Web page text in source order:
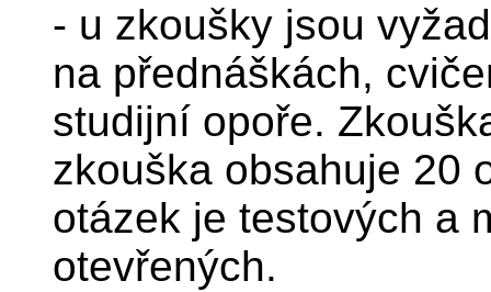
- u zkoušky jsou
na přednáškách,
studijní opoře.
zkouška obsahuje 20
otázek je testových a
otevřených.